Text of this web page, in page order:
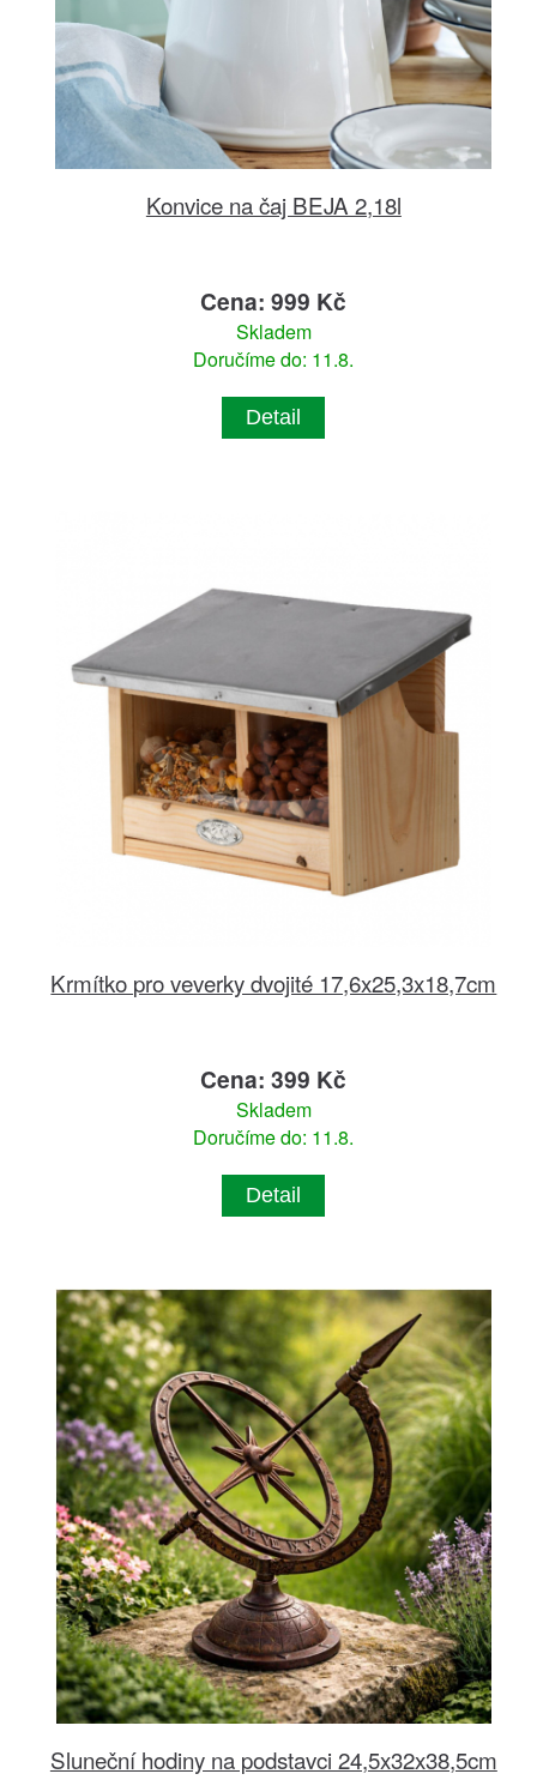
Konvice na čaj BEJA 2,18l
Cena: 999 Kč
Skladem
Doručíme do: 11.8.
Detail
Krmítko pro veverky dvojité 17,6x25,3x18,7cm
Cena: 399 Kč
Skladem
Doručíme do: 11.8.
Detail
Sluneční hodiny na podstavci 24,5x32x38,5cm